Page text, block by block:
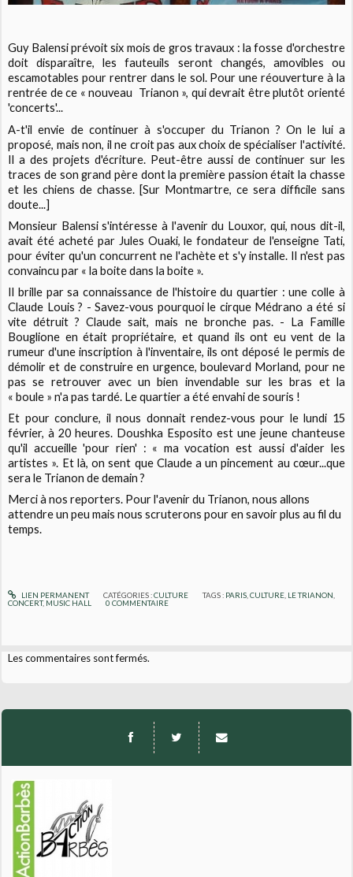
Guy Balensi prévoit six mois de gros travaux : la fosse d'orchestre
doit disparaître, les fauteuils seront changés, amovibles ou
escamotables pour rentrer dans le sol. Pour une réouverture à la
rentrée de ce « nouveau Trianon », qui devrait être plutôt orienté
'concerts'...
A-t'il envie de continuer à s'occuper du Trianon ? On le lui a
proposé, mais non, il ne croit pas aux choix de spécialiser l'activité.
Il a des projets d'écriture. Peut-être aussi de continuer sur les
traces de son grand père dont la première passion était la chasse
et les chiens de chasse. [Sur Montmartre, ce sera difficile sans
doute...]
Monsieur Balensi s'intéresse à l'avenir du Louxor, qui, nous dit-il,
avait été acheté par Jules Ouaki, le fondateur de l'enseigne Tati,
pour éviter qu'un concurrent ne l'achète et s'y installe. Il n'est pas
convaincu par « la boite dans la boite ».
Il brille par sa connaissance de l'histoire du quartier : une colle à
Claude Louis ? - Savez-vous pourquoi le cirque Médrano a été si
vite détruit ? Claude sait, mais ne bronche pas. - La Famille
Bouglione en était propriétaire, et quand ils ont eu vent de la
rumeur d'une inscription à l'inventaire, ils ont déposé le permis de
démolir et de construire en urgence, boulevard Morland, pour ne
pas se retrouver avec un bien invendable sur les bras et la
« boule » n'a pas tardé. Le quartier a été envahi de souris !
Et pour conclure, il nous donnait rendez-vous pour le lundi 15
février, à 20 heures. Doushka Esposito est une jeune chanteuse
qu'il accueille 'pour rien' : « ma vocation est aussi d'aider les
artistes ». Et là, on sent que Claude a un pincement au cœur...que
sera le Trianon de demain ?
Merci à nos reporters. Pour l'avenir du Trianon, nous allons
attendre un peu mais nous scruterons pour en savoir plus au fil du
temps.
LIEN PERMANENT CATÉGORIES :CULTURE TAGS : PARIS ,CULTURE LE TRIANON
CONCERT, MUSIC HALL 0 COMMENTAIRE
Les commentaires sont fermés.